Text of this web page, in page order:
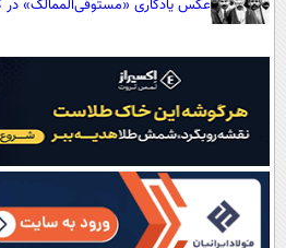
آرشیو
نظرسنجی
آب و هوا
اوقات شرعی
سواد زندگی
عکس یادگاری «مستوفی‌الممالک» در